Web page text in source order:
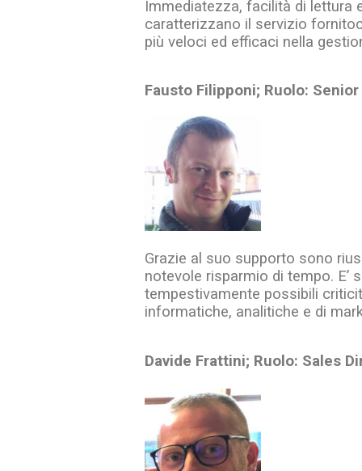
Immediatezza, facilità di lettura
caratterizzano il servizio
più veloci ed efficaci nella
Fausto Filipponi; Ruolo:
Grazie al suo supporto sono
notevole risparmio di tempo. E’
tempestivamente possibili
informatiche, analitiche e di
Davide Frattini; Ruolo: Sales